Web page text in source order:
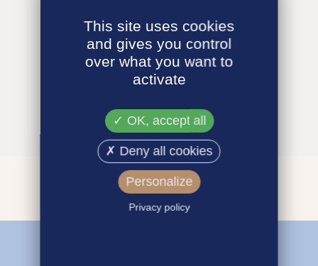
This site uses cookies
and gives you control
over what you want to
activate
OK, accept all
Deny all cookies
Personalize
Privacy policy